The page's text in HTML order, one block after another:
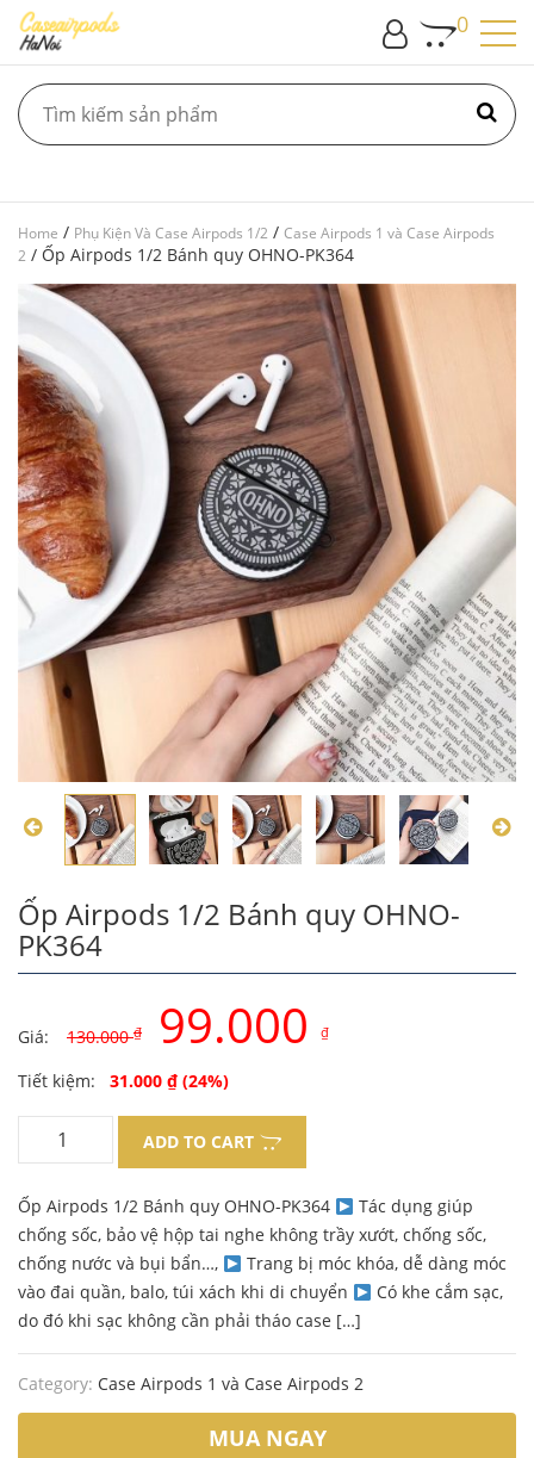
0
Home / Phụ Kiện Và Case Airpods 1/2 / Case Airpods 1 và Case Airpods
2 / Ốp Airpods 1/2 Bánh quy OHNO-PK364
Ốp Airpods 1/2 Bánh quy OHNO-
PK364
Giá: 130.000₫
Original
price
was:
130.000 ₫.
99.000 ₫
Current
price
is:
99.000 ₫.
Tiết kiệm: 31.000 ₫ (24%)
ADD TO CART
Ốp Airpods 1/2 Bánh quy OHNO-PK364
Tác dụng giúp
chống sốc, bảo vệ hộp tai nghe không trầy xướt, chống sốc,
chống nước và bụi bẩn…,
Trang bị móc khóa, dễ dàng móc
vào đai quần, balo, túi xách khi di chuyển
Có khe cắm sạc,
do đó khi sạc không cần phải tháo case […]
Category: Case Airpods 1 và Case Airpods 2
MUA NGAY